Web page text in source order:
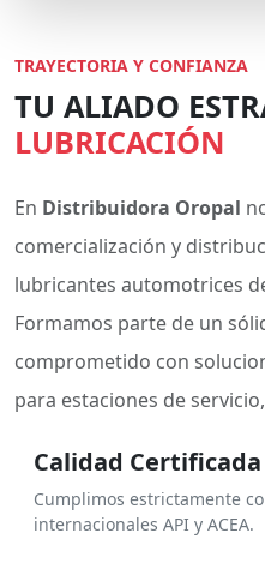
TRAYECTORIA Y CONFIANZA
TU ALIADO
LUBRICACIÓN
En Distribuidora Oropal
comercialización y
lubricantes automotrices
Formamos parte de un
comprometido con
para estaciones de
Calidad Certificada
Cumplimos estrictamente
internacionales API y ACEA.